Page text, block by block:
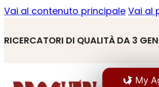
Vai al contenuto principale Vai al
RICERCATORI DI QUALITÀ DA 3
My